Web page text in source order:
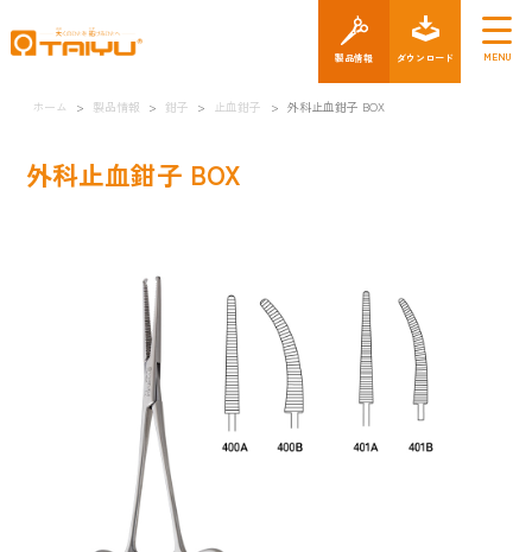
ホーム > 製品情報 > 鉗子 > 止血鉗子 > 外科止血鉗子 BOX
外科止血鉗子 BOX